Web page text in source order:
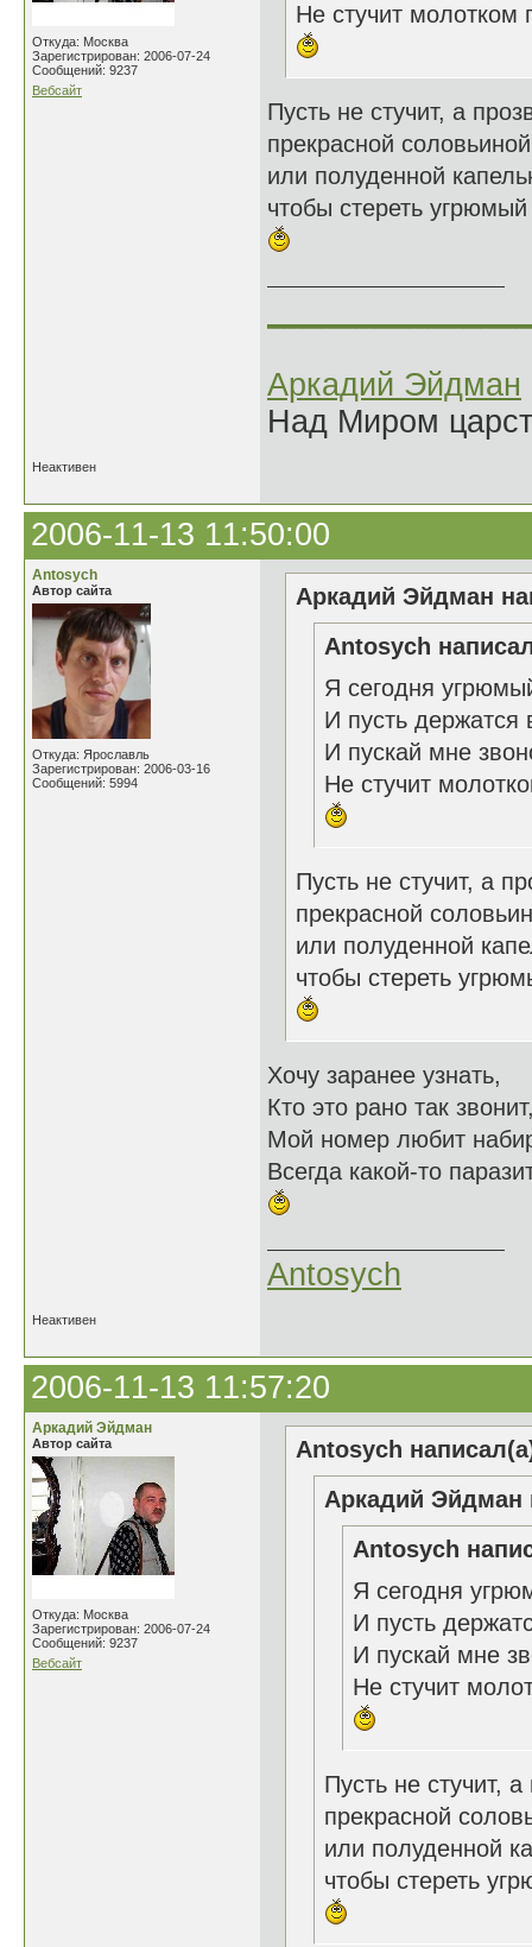
Откуда: Москва
Зарегистрирован: 2006-07-24
Сообщений: 9237
Вебсайт
Не стучит молотком
Пусть не стучит, а
прекрасной
или полуденной
чтобы стереть
Аркадий Эйдман
Над Миром
Неактивен
2006-11-13 11:50:00
Antosych
Автор сайта
Откуда: Ярославль
Зарегистрирован: 2006-03-16
Сообщений: 5994
Аркадий Эйдман
Antosych
Я сегодня
И пусть держатся
И пускай мне
Не стучит
Пусть не стучит, а
прекрасной
или полуденной
чтобы стереть
Хочу заранее узнать,
Кто это рано так
Мой номер любит
Всегда какой-то
Antosych
Неактивен
2006-11-13 11:57:20
Аркадий Эйдман
Автор сайта
Откуда: Москва
Зарегистрирован: 2006-07-24
Сообщений: 9237
Вебсайт
Antosych
Аркадий Эйдман
Antosych
Я сегодня
И пусть
И пускай мне
Не стучит
Пусть не стучит, а
прекрасной
или полуденной
чтобы стереть